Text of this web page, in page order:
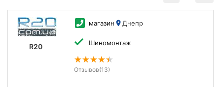
R20
магазин Днепр
Шиномонтаж
Отзывов(13)